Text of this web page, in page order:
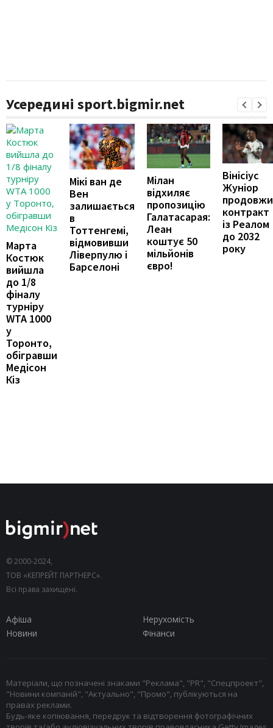
Усередині sport.bigmir.net
Марта
Костюк
вийшла
до 1/8
фіналу
турніру
WTA 1000
у
Торонто,
обігравши
Медісон
Кіз
Мікі ван де
Вен
залишається
в
Тоттенгемі,
відмовивши
Ліверпулю і
Барселоні
Мілан
відхиляє
пропозицію
Галатасарая:
Леан
коштує 50
мільйонів
євро!
Вінісіус
Жуніор
контракт
із Реалом
до 2032
року
© 2000-2024,
ТОВ «КЕПРЕЙТ ПАРТНЕРС».
Всі права захищені.
Афіша
Нерухомість
Новини
Фінанси
Матеріали, що позначені знаками "Реклама", "PR", "Спецпроект",
"Новини компаній", "Актуально", "Промо", публікуються на
правах реклами.
Будь-яке копіювання, передрук та відтворення фотографічних